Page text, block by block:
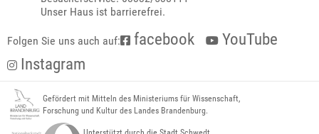
Unser Haus ist barrierefrei.
Folgen Sie uns auch auf: facebook
YouTube
Instagram
Gefördert mit Mitteln des Ministeriums für Wissenschaft,
Forschung und Kultur des Landes Brandenburg.